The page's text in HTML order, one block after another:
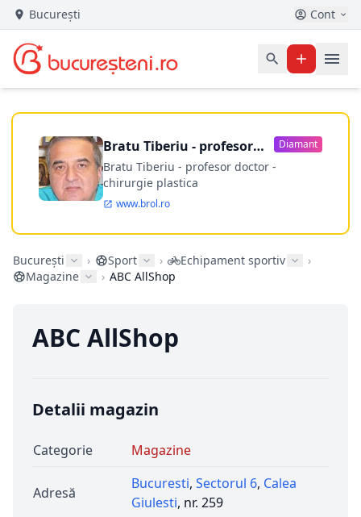
București Cont
Bratu Tiberiu - profesor
doctor
Diamant
Bratu Tiberiu - profesor doctor -
chirurgie plastica
www.brol.ro
București › Sport › Echipament sportiv
›
Magazine
› ABC AllShop
ABC AllShop
Detalii magazin
Categorie Magazine
Adresă
Bucuresti, Sectorul 6, Calea
Giulesti, nr. 259